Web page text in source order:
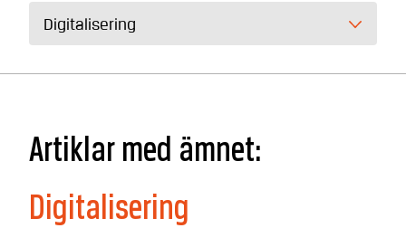
Digitalisering
Artiklar med ämnet:
Digitalisering